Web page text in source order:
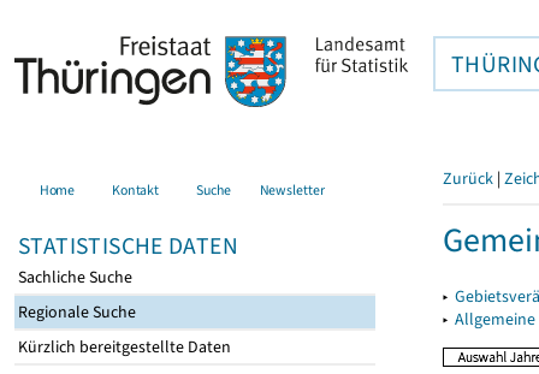
Home Kontakt Suche Newsletter
STATISTISCHE DATEN
Sachliche Suche
Regionale Suche
Kürzlich bereitgestellte Daten
Zurück |
▸
▸